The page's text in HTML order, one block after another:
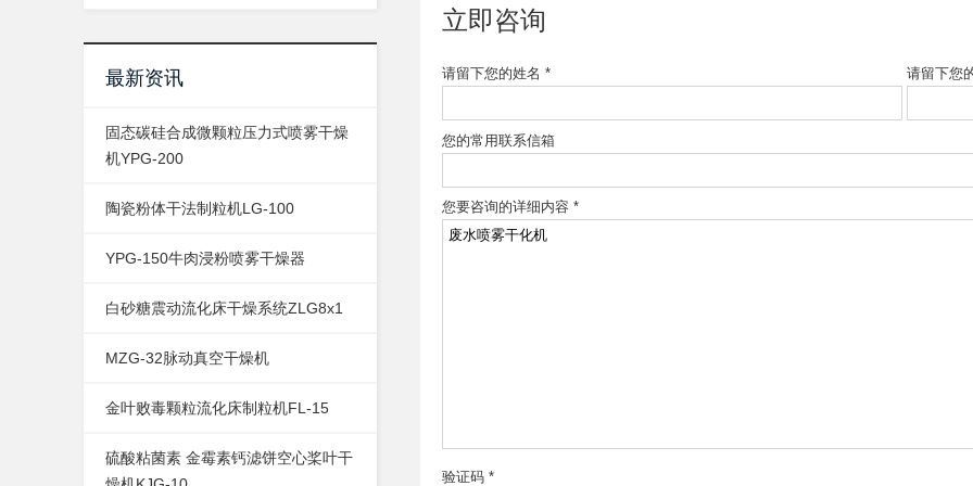
最新资讯
固态碳硅合成微颗粒压力式喷雾干燥
机YPG-200
陶瓷粉体干法制粒机LG-100
YPG-150牛肉浸粉喷雾干燥器
白砂糖震动流化床干燥系统ZLG8x1
MZG-32脉动真空干燥机
金叶败毒颗粒流化床制粒机FL-15
硫酸粘菌素 金霉素钙滤饼空心桨叶干
立即咨询
请留下您的姓名 * 请留下您
您的常用联系信箱
您要咨询的详细内容 *
验证码 *